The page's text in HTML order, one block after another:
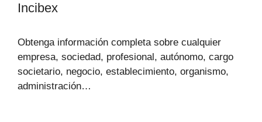
Incibex
Obtenga información completa sobre cualquier
empresa, sociedad, profesional, autónomo, cargo
societario, negocio, establecimiento, organismo,
administración…